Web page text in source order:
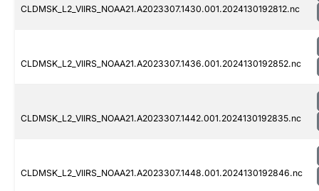
CLDMSK_L2_VIIRS_NOAA21.A2023307.1430.001.2024130192812.nc
CLDMSK_L2_VIIRS_NOAA21.A2023307.1436.001.2024130192852.nc
CLDMSK_L2_VIIRS_NOAA21.A2023307.1442.001.2024130192835.nc
CLDMSK_L2_VIIRS_NOAA21.A2023307.1448.001.2024130192846.nc